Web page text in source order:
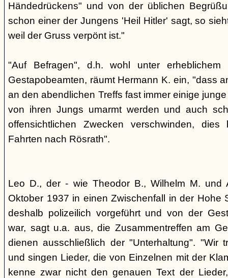
Händedrückens" und von der üblichen
schon einer der Jungens 'Heil Hitler' sagt, so
weil der Gruss verpönt ist."
"Auf Befragen", d.h. wohl unter erheblichem
Gestapobeamten, räumt Hermann K. ein, "dass
an den abendlichen Treffs fast immer einige
von ihren Jungs umarmt werden und auch
offensichtlichen Zwecken verschwinden,
Fahrten nach Rösrath".
Leo D., der - wie Theodor B., Wilhelm M. und
Oktober 1937 in einen Zwischenfall in der Hohe
deshalb polizeilich vorgeführt und von der
war, sagt u.a. aus, die Zusammentreffen am
dienen ausschließlich der "Unterhaltung". "Wir
und singen Lieder, die von Einzelnen mit der
kenne zwar nicht den genauen Text der